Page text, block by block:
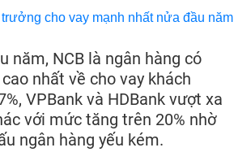
năm, NCB là ngân hàng có
nhất về cho vay khách
VPBank và HDBank vượt xa
với mức tăng trên 20% nhờ
ngân hàng yếu kém.